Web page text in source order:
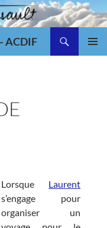
ACDIF
Lorsque Laurent
s’engage pour
organiser un